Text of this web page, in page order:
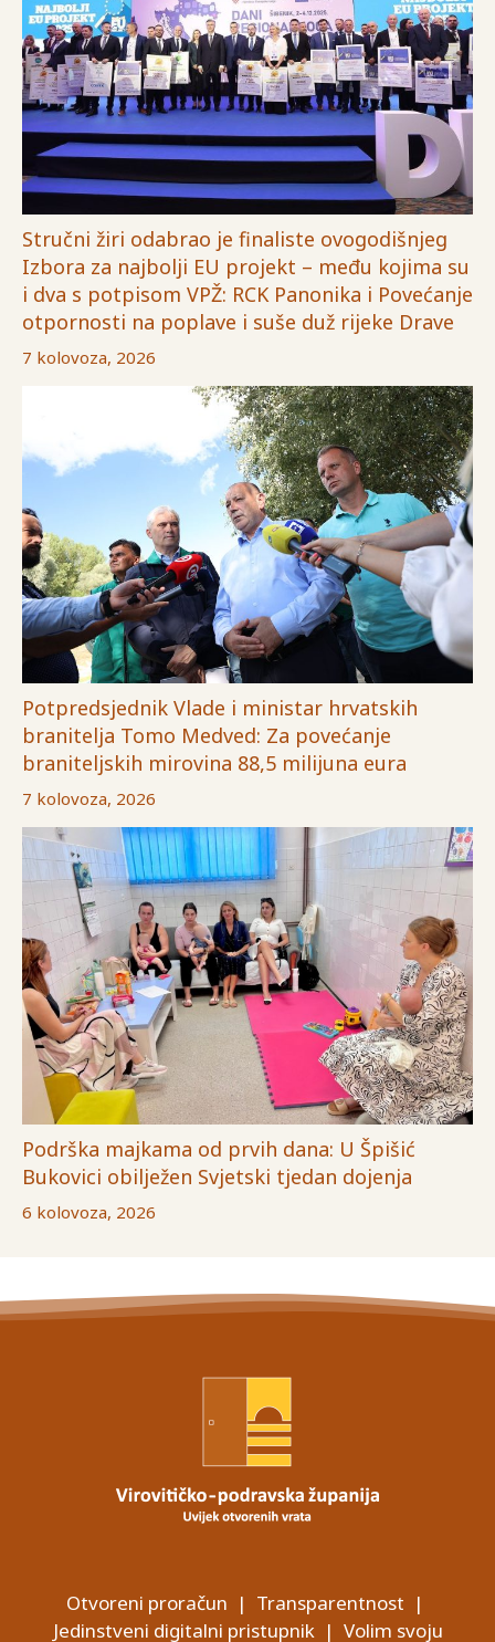
Stručni žiri odabrao je finaliste ovogodišnjeg
Izbora za najbolji EU projekt – među kojima su
i dva s potpisom VPŽ: RCK Panonika i Povećanje
otpornosti na poplave i suše duž rijeke Drave
7 kolovoza, 2026
Potpredsjednik Vlade i ministar hrvatskih
branitelja Tomo Medved: Za povećanje
braniteljskih mirovina 88,5 milijuna eura
7 kolovoza, 2026
Podrška majkama od prvih dana: U Špišić
Bukovici obilježen Svjetski tjedan dojenja
6 kolovoza, 2026
Otvoreni proračun | Transparentnost |
Jedinstveni digitalni pristupnik| Volim svoju